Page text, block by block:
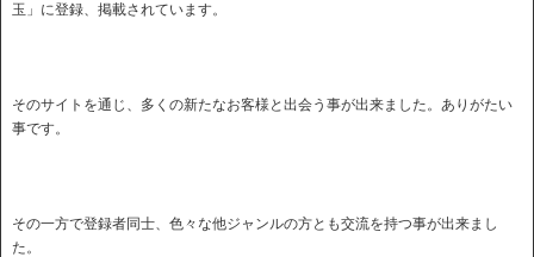
玉」に登録、掲載されています。
そのサイトを通じ、多くの新たなお客様と出会う事が出来ました。ありがたい
事です。
その一方で登録者同士、色々な他ジャンルの方とも交流を持つ事が出来まし
た。